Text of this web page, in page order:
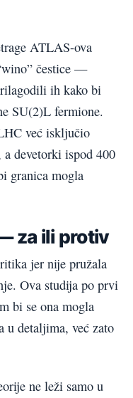
ATLAS-ova
čestice —
ih kako bi
SU(2)L fermione.
već isključio
devetorki ispod 400
granica mogla
za ili protiv
jer nije pružala
Ova studija po prvi
bi se ona mogla
u detaljima, već zato
ne leži samo u